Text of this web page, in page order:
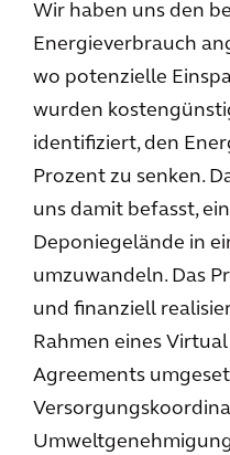
Wir haben uns den
Energieverbrauch
wo potenzielle
wurden
identifiziert, den
Prozent zu senken.
uns damit befasst,
Deponiegelände in
umzuwandeln. Das
und finanziell
Rahmen eines
Agreements